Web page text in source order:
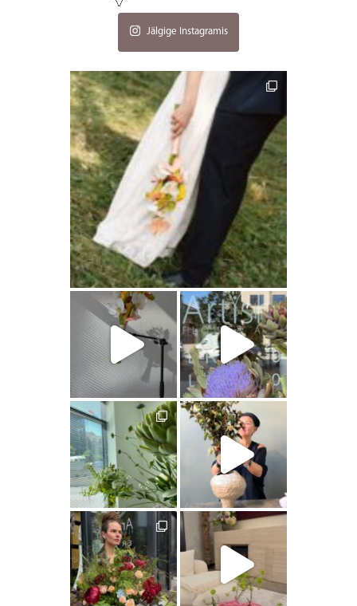
Jälgige Instagramis
artishokflow
artishokflow artishokflow
artishokflow artishokflow
artishokflow artishokflow